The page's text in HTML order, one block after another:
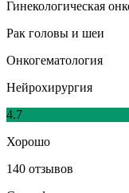
Гинекологическая
Рак головы и шеи
Онкогематология
Нейрохирургия
4.7
Хорошо
140 отзывов